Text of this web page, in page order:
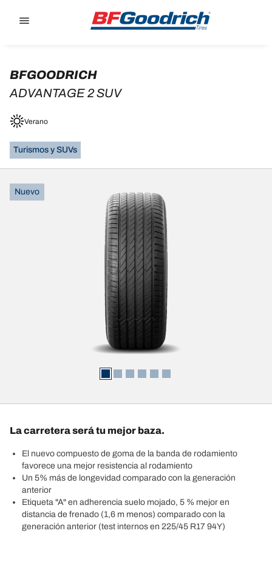
Nuevo
BFGOODRICH
ADVANTAGE 2 SUV
Verano
Turismos y SUVs
La carretera será tu mejor baza.
El nuevo compuesto de goma de la banda de rodamiento
favorece una mejor resistencia al rodamiento
Un 5% más de longevidad comparado con la generación
anterior
Etiqueta "A" en adherencia suelo mojado, 5 % mejor en
distancia de frenado (1,6 m menos) comparado con la
generación anterior (test internos en 225/45 R17 94Y)